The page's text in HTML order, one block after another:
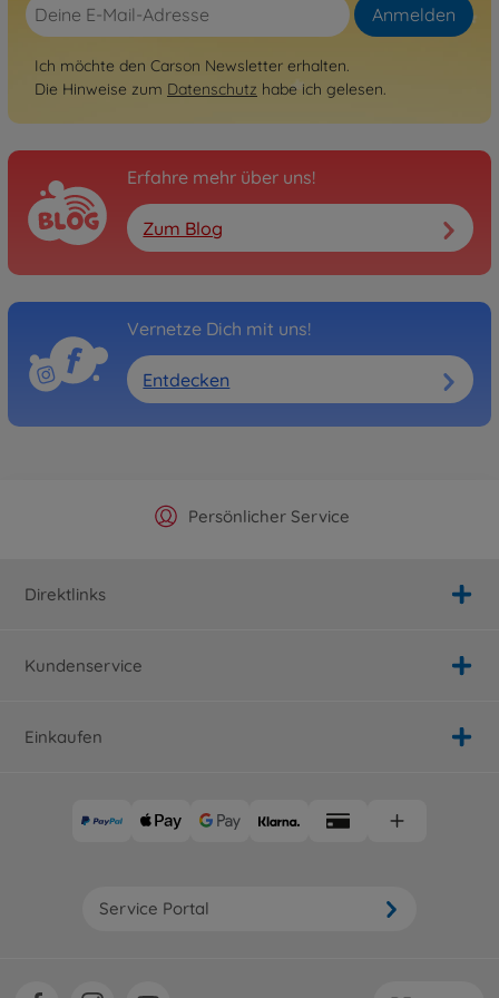
Anmelden
Ich möchte den Carson Newsletter erhalten.
Die Hinweise zum Datenschutz habe ich gelesen.
Erfahre mehr über uns!
Zum Blog
Vernetze Dich mit uns!
Entdecken
Offizieller Hersteller Shop
Persönlicher Service
Versandkostenfrei ab 25€
Schnelle Lieferung
Direktlinks
Kundenservice
Einkaufen
Service Portal